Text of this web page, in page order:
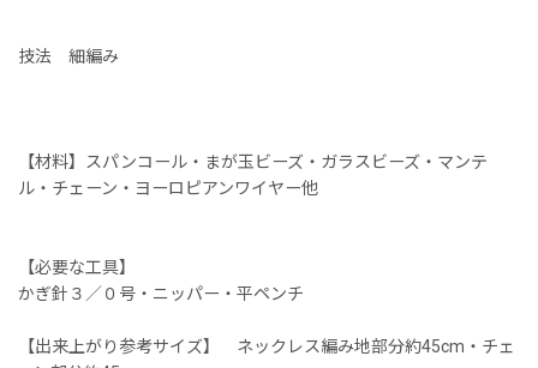
技法 細編み
【材料】スパンコール・まが玉ビーズ・ガラスビーズ・マンテ
ル・チェーン・ヨーロピアンワイヤー他
【必要な工具】
かぎ針３／０号・ニッパー・平ペンチ
【出来上がり参考サイズ】 ネックレス編み地部分約45cm・チェ